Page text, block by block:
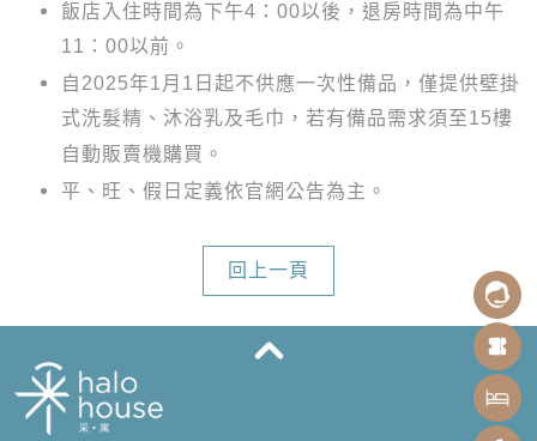
飯店入住時間為下午4：00以後，退房時間為中午
11：00以前。
自2025年1月1日起不供應一次性備品，僅提供壁掛
式洗髮精、沐浴乳及毛巾，若有備品需求須至15樓
自動販賣機購買。
平、旺、假日定義依官網公告為主。
回上一頁